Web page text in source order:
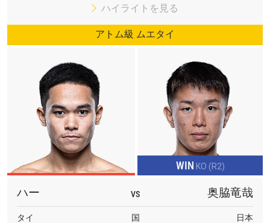
ハイライトを見る
アトム級 ムエタイ
WIN KO (R2)
ハー VS 奥脇竜哉
タイ 国 日本